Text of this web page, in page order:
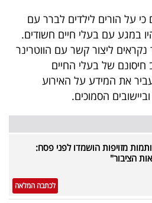
על הורים לילדים לברר עם
במגע עם בעלי חיים חשודים.
ליצור קשר עם הווטרינר
חיסונם של בעלי החיים
את המידע על האירוע
הסמוכים.
מזויפות הושמדו לפני פסח:
הציבור"
לכתבה המלאה